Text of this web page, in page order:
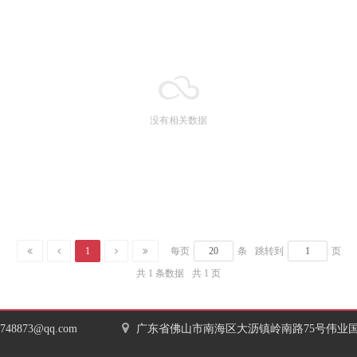
没有相关数据
1 每页 条 跳转到
页
共 1 条数据
共 1 页
广东省佛山市南海区大沥镇岭南路75号伟业